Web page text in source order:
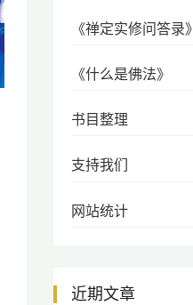
《禅定实修问答录》
《什么是佛法》
书目整理
支持我们
网站统计
近期文章